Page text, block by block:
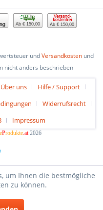
Ab € 150,00 Ab € 150,00
undVersandkostenund
nicht anders beschrieben
Über uns
Hilfe / Support
Widerrufsrecht
Impressum
Produkte.at2026
um Ihnen die bestmögliche
zu können.